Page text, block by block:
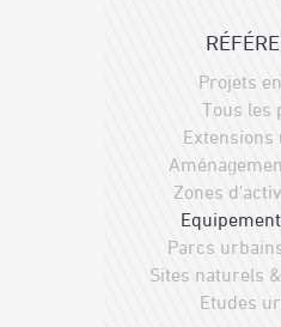
Projets
Tous les
Extensions
Zones
Parcs
Sites naturels
Etudes